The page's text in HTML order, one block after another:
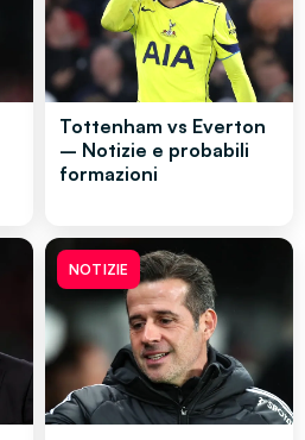
Tottenham vs Everton
– Notizie e probabili
formazioni
NOTIZIE